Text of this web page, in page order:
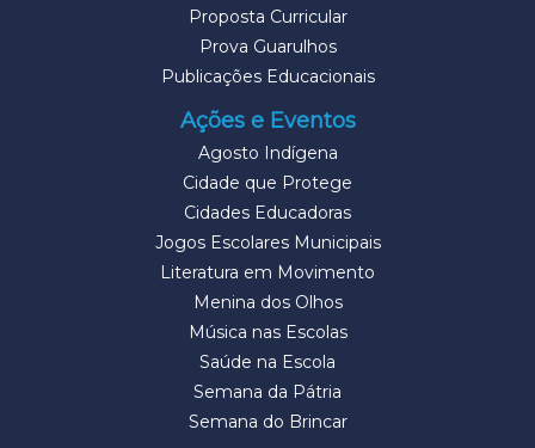
Proposta Curricular
Prova Guarulhos
Publicações Educacionais
Ações e Eventos
Agosto Indígena
Cidade que Protege
Cidades Educadoras
Jogos Escolares Municipais
Literatura em Movimento
Menina dos Olhos
Música nas Escolas
Saúde na Escola
Semana da Pátria
Semana do Brincar